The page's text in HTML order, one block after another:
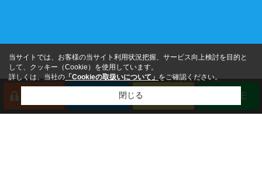
来店予約 LINE
当サイトでは、お客様の当サイト利用状況把握、サービス向上検討を目的と
して、クッキー（Cookie）を使用しています。
詳しくは、当社の「Cookieの取扱いについて」をご確認ください。
閉じる